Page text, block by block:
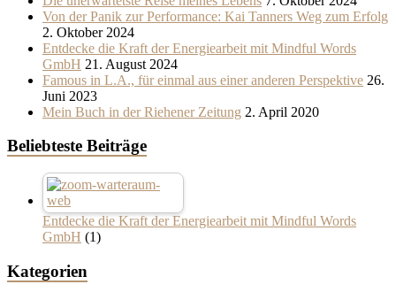
Von der Panik zur Performance: Kai Tanners Weg zum Erfolg
2. Oktober 2024
Entdecke die Kraft der Energiearbeit mit Mindful Words
GmbH 21. August 2024
Famous in L.A., für einmal aus einer anderen Perspektive 26.
Juni 2023
Mein Buch in der Riehener Zeitung 2. April 2020
Beliebteste Beiträge
Entdecke die Kraft der Energiearbeit mit Mindful Words
GmbH (1)
Kategorien